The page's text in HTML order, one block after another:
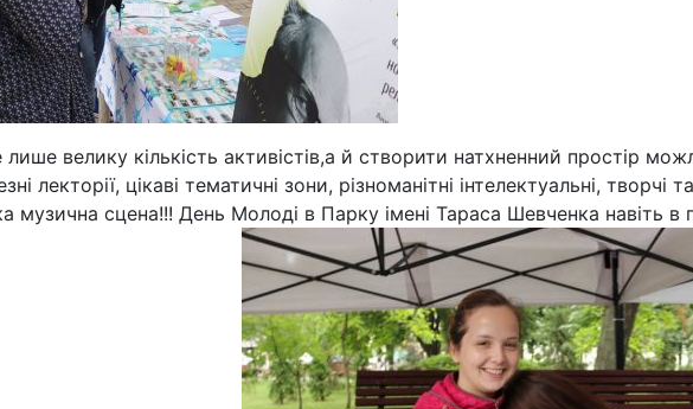
велику кількість активістів,а й створити натхненний простір
лекторії, цікаві тематичні зони, різноманітні інтелектуальні, творчі
музична сцена!!! День Молоді в Парку імені Тараса Шевченка навіть